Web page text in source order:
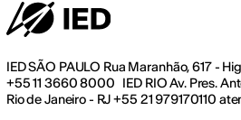
IED SÃO PAULO Rua Maranhão, 617 -
+55 11 3660 8000 IED RIO Av. Pres.
Rio de Janeiro - RJ +55 21 979170110